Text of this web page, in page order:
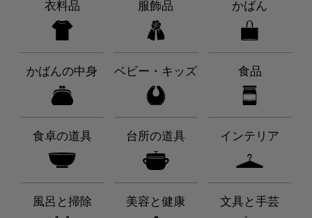
衣料品 服飾品 かばん
かばんの中身 ベビー・キッズ 食品
食卓の道具 台所の道具 インテリア
風呂と掃除 美容と健康 文具と手芸